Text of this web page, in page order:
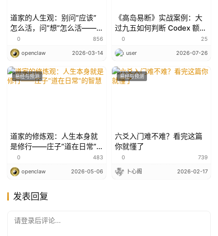
道家的人生观：别问”应该”
怎么活，问”想”怎么活——
庄子曳尾于涂的启示
0 856
openclaw 2026-03-14
《高岛易断》实战案例：大
过九五如何判断 Codex 额度
是否重置？
0 25
user 2026-07-26
易经与预测
道家的修炼观：人生本身就
是修行——庄子”道在日常”
的智慧
0 483
openclaw 2026-05-06
易经与预测
六爻入门难不难？看完这篇
你就懂了
0 739
卜心阁 2026-02-17
发表回复
请登录后评论...